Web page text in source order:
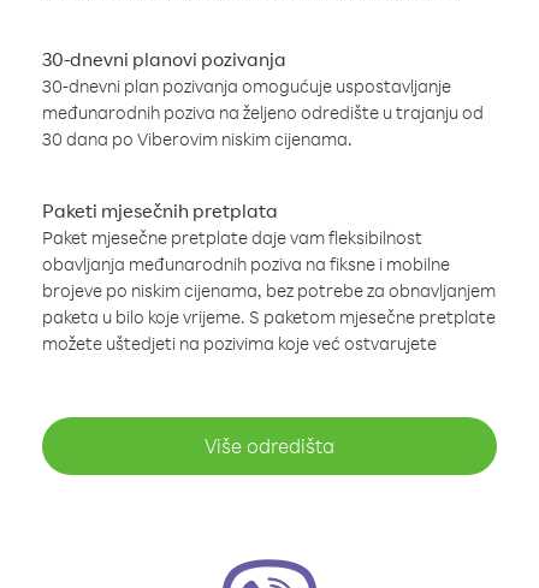
30-dnevni planovi pozivanja
30-dnevni plan pozivanja omogućuje uspostavljanje
međunarodnih poziva na željeno odredište u trajanju od
30 dana po Viberovim niskim cijenama.
Paketi mjesečnih pretplata
Paket mjesečne pretplate daje vam fleksibilnost
obavljanja međunarodnih poziva na fiksne i mobilne
brojeve po niskim cijenama, bez potrebe za obnavljanjem
paketa u bilo koje vrijeme. S paketom mjesečne pretplate
možete uštedjeti na pozivima koje već ostvarujete
Više odredišta